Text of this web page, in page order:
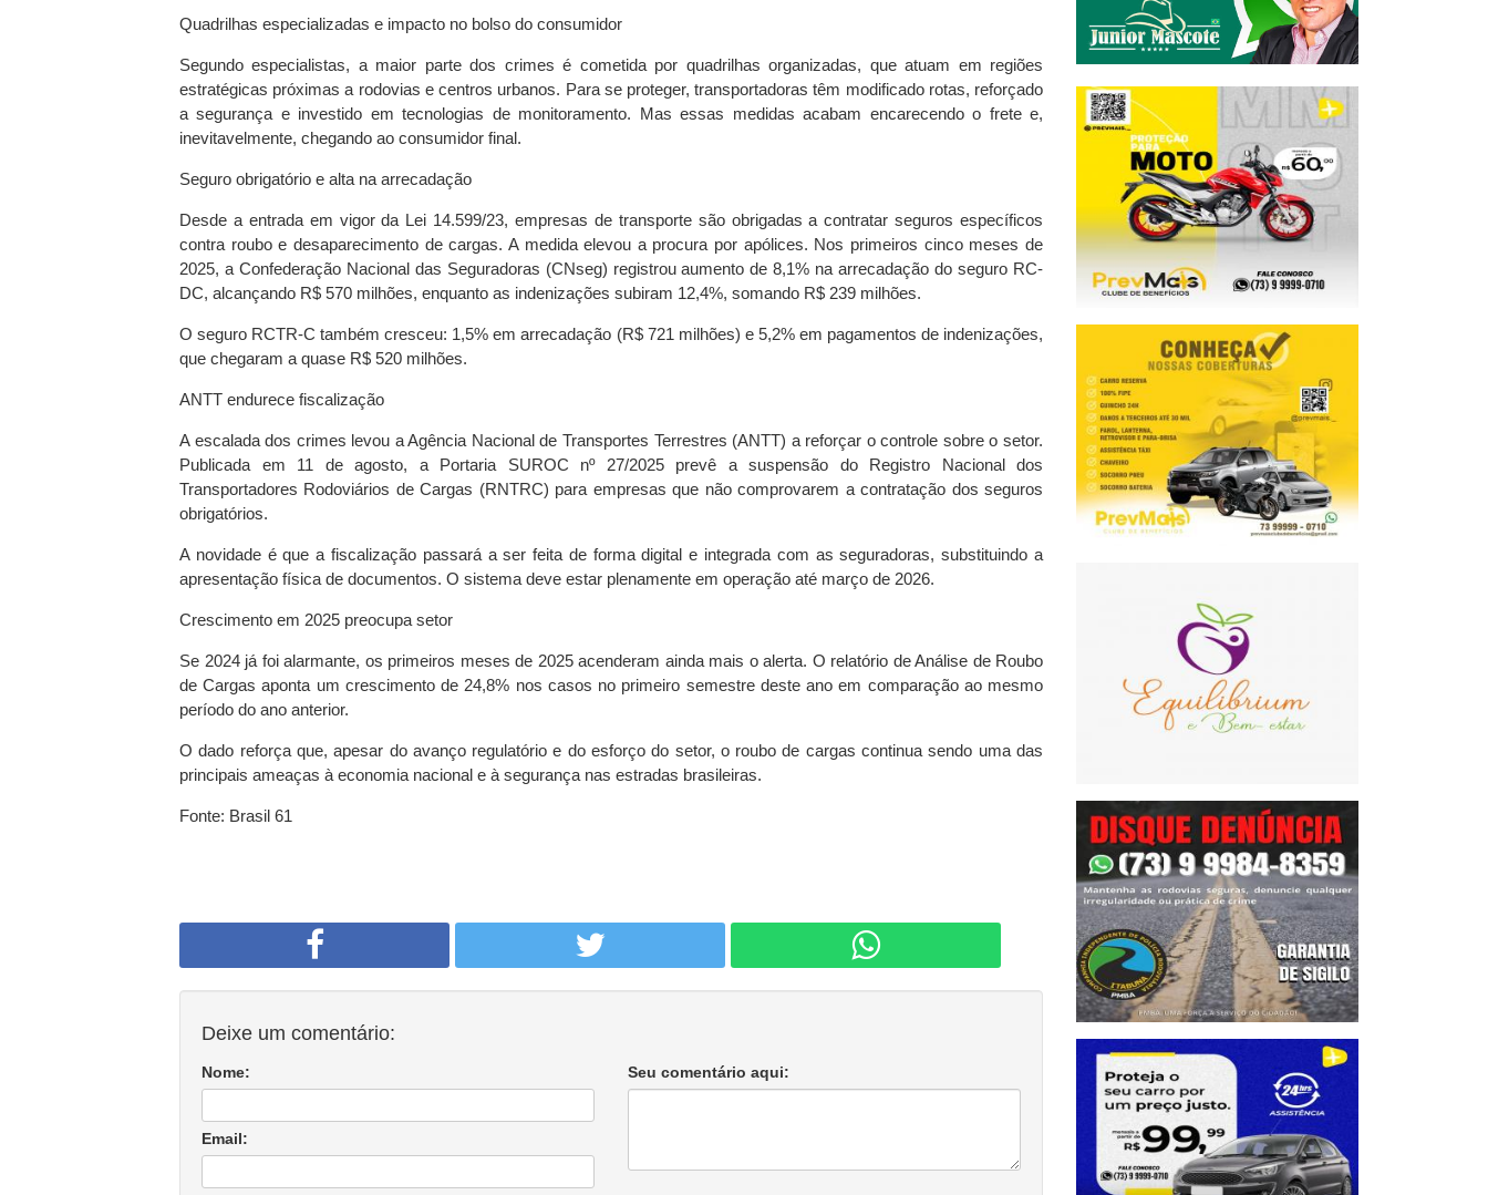
Quadrilhas especializadas e impacto no bolso do consumidor
Segundo especialistas, a maior parte dos crimes é cometida por quadrilhas organizadas, que atuam em regiões
estratégicas próximas a rodovias e centros urbanos. Para se proteger, transportadoras têm modificado rotas, reforçado
a segurança e investido em tecnologias de monitoramento. Mas essas medidas acabam encarecendo o frete e,
inevitavelmente, chegando ao consumidor final.
Seguro obrigatório e alta na arrecadação
Desde a entrada em vigor da Lei 14.599/23, empresas de transporte são obrigadas a contratar seguros específicos
contra roubo e desaparecimento de cargas. A medida elevou a procura por apólices. Nos primeiros cinco meses de
2025, a Confederação Nacional das Seguradoras (CNseg) registrou aumento de 8,1% na arrecadação do seguro RC-
DC, alcançando R$ 570 milhões, enquanto as indenizações subiram 12,4%, somando R$ 239 milhões.
O seguro RCTR-C também cresceu: 1,5% em arrecadação (R$ 721 milhões) e 5,2% em pagamentos de indenizações,
que chegaram a quase R$ 520 milhões.
ANTT endurece fiscalização
A escalada dos crimes levou a Agência Nacional de Transportes Terrestres (ANTT) a reforçar o controle sobre o setor.
Publicada em 11 de agosto, a Portaria SUROC nº 27/2025 prevê a suspensão do Registro Nacional dos
Transportadores Rodoviários de Cargas (RNTRC) para empresas que não comprovarem a contratação dos seguros
obrigatórios.
A novidade é que a fiscalização passará a ser feita de forma digital e integrada com as seguradoras, substituindo a
apresentação física de documentos. O sistema deve estar plenamente em operação até março de 2026.
Crescimento em 2025 preocupa setor
Se 2024 já foi alarmante, os primeiros meses de 2025 acenderam ainda mais o alerta. O relatório de Análise de Roubo
de Cargas aponta um crescimento de 24,8% nos casos no primeiro semestre deste ano em comparação ao mesmo
período do ano anterior.
O dado reforça que, apesar do avanço regulatório e do esforço do setor, o roubo de cargas continua sendo uma das
principais ameaças à economia nacional e à segurança nas estradas brasileiras.
Fonte: Brasil 61
Deixe um comentário:
Nome:
Email:
Seu comentário aqui: